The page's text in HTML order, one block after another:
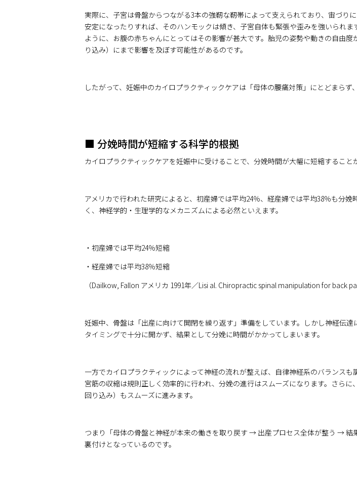
実際に、子宮は骨盤からつながる3本の強靭な靭帯によって支えられており、宙づり
安定になったりすれば、そのハンモックは傾き、子宮自体も緊張や歪みを強いられ
ように、お腹の赤ちゃんにとってはその影響が甚大です。胎児の姿勢や動きの自由
り込み）にまで影響を及ぼす可能性があるのです。
したがって、妊娠中のカイロプラクティックケアは「母体の腰痛対策」にとどまら
■ 分娩時間が短縮する科学的根拠
カイロプラクティックケアを妊娠中に受けることで、分娩時間が大幅に短縮すること
アメリカで行われた研究によると、初産婦では平均24％、経産婦では平均38％も分
く、神経学的・生理学的なメカニズムによる必然といえます。
・初産婦では平均24％短縮
・経産婦では平均38％短縮
（Dailkow, Fallon アメリカ 1991年／Lisi al. Chiropractic spinal manipulation for back
妊娠中、骨盤は「出産に向けて開閉を繰り返す」準備をしています。しかし神経伝
タイミングで十分に開かず、結果として分娩に時間がかかってしまいます。
一方でカイロプラクティックによって神経の流れが整えば、自律神経系のバランス
宮筋の収縮は規則正しく効率的に行われ、分娩の進行はスムーズになります。さら
回り込み）もスムーズに進みます。
つまり「母体の骨盤と神経が本来の働きを取り戻す → 出産プロセス全体が整う →
裏付けとなっているのです。